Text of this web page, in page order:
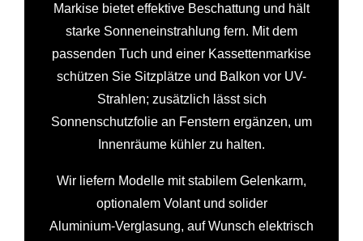
Markise bietet effektive Beschattung und hält
starke Sonneneinstrahlung fern. Mit dem
passenden Tuch und einer Kassettenmarkise
schützen Sie Sitzplätze und Balkon vor UV-
Strahlen; zusätzlich lässt sich
Sonnenschutzfolie an Fenstern ergänzen, um
Innenräume kühler zu halten.
Wir liefern Modelle mit stabilem Gelenkarm,
optionalem Volant und solider
Aluminium‑Verglasung, auf Wunsch elektrisch